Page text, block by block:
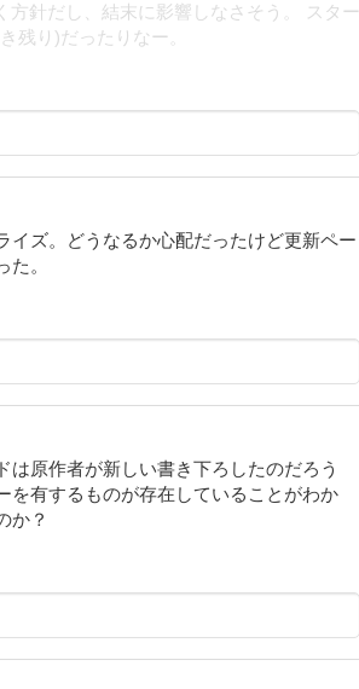
針だし、結末に影響しなさそう。 スター
残り)だったりなー。
イズ。どうなるか心配だったけど更新ペー
。
原作者が新しい書き下ろしたのだろう
を有するものが存在していることがわか
か？